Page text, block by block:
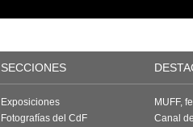
SECCIONES
Exposiciones
Fotografías del CdF
MUFF,
Canal